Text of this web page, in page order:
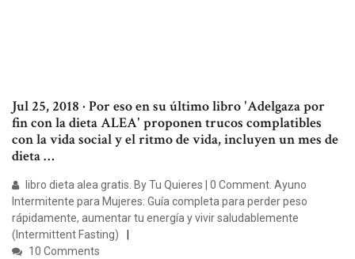
Jul 25, 2018 · Por eso en su último libro 'Adelgaza por
fin con la dieta ALEA' proponen trucos complatibles
con la vida social y el ritmo de vida, incluyen un mes de
dieta …
libro dieta alea gratis. By Tu Quieres | 0 Comment. Ayuno
Intermitente para Mujeres: Guía completa para perder peso
rápidamente, aumentar tu energía y vivir saludablemente
(Intermittent Fasting)
10 Comments